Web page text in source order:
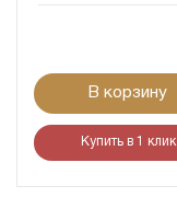
В корзину
Купить в 1 клик